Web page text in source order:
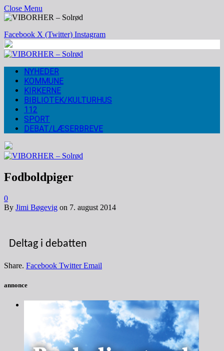
Close Menu
Facebook X (Twitter) Instagram
NYHEDER
KOMMUNE
KIRKERNE
BIBLIOTEK/KULTURHUS
112
SPORT
DEBAT/LÆSERBREVE
Fodboldpiger
0
By Jimi Bøgevig on 7. august 2014
Deltag i debatten
Share. Facebook Twitter Email
annonce